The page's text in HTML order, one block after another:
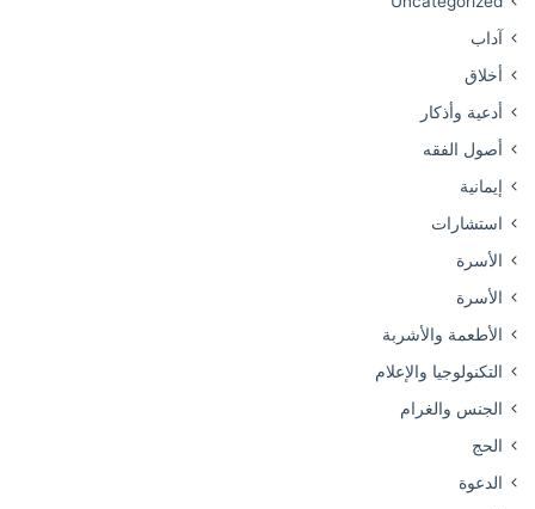
آداب
أخلاق
أدعية وأذكار
أصول الفقه
إيمانية
استشارات
الأسرة
الأسرة
الأطعمة والأشربة
التكنولوجيا والإعلام
الجنس والغرام
الحج
الدعوة